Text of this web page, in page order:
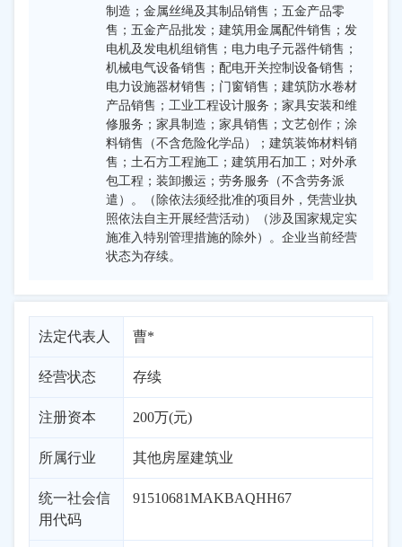
制造；金属丝绳及其制品销售；五金产品零
售；五金产品批发；建筑用金属配件销售；发
电机及发电机组销售；电力电子元器件销售；
机械电气设备销售；配电开关控制设备销售；
电力设施器材销售；门窗销售；建筑防水卷材
产品销售；工业工程设计服务；家具安装和维
修服务；家具制造；家具销售；文艺创作；涂
料销售（不含危险化学品）；建筑装饰材料销
售；土石方工程施工；建筑用石加工；对外承
包工程；装卸搬运；劳务服务（不含劳务派
遣）。（除依法须经批准的项目外，凭营业执
照依法自主开展经营活动）（涉及国家规定实
施准入特别管理措施的除外）。企业当前经营
状态为存续。
法定代表人 曹*
经营状态 存续
注册资本 200万(元)
所属行业 其他房屋建筑业
统一社会信
用代码
91510681MAKBAQHH67